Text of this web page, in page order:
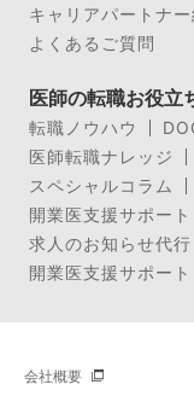
キャリアパートナー
よくあるご質問
医師の転職お役立
転職ノウハウ
医師転職ナレッジ
スペシャルコラム
開業医支援サポート
求人のお知らせ代行
開業医支援サポー
会社概要